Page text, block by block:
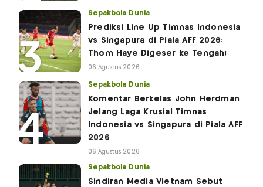
Sepakbola Dunia
Prediksi Line Up Timnas Indonesia
vs Singapura di Piala AFF 2026:
Thom Haye Digeser ke Tengah!
06 Agustus 2026
Sepakbola Dunia
Komentar Berkelas John Herdman
Jelang Laga Krusial Timnas
Indonesia vs Singapura di Piala AFF
2026
06 Agustus 2026
Sepakbola Dunia
Sindiran Media Vietnam Sebut